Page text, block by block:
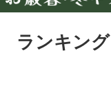
ランキン